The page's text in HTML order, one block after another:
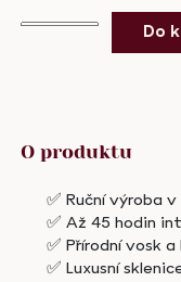
Vonná
množství
Do
O produktu
✅ Ruční výroba
✅ Až 45 hodin
✅ Přírodní vosk
✅ Luxusní